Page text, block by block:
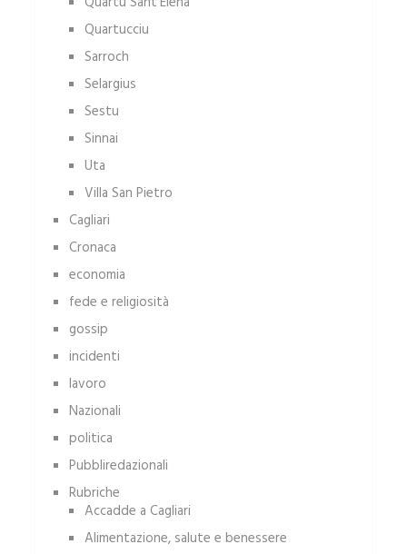
Quartucciu
Sarroch
Selargius
Sestu
Sinnai
Uta
Villa San Pietro
Cagliari
Cronaca
economia
fede e religiosità
gossip
incidenti
lavoro
Nazionali
politica
Pubbliredazionali
Rubriche
Accadde a Cagliari
Alimentazione, salute e benessere